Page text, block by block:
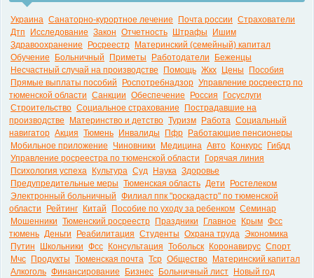
Украина Санаторно-курортное лечение Почта россии Страхователи
Дтп
Исследование Закон Отчетность Штрафы
Ишим
Здравоохранение
Росреестр
Материнский (семейный) капитал
Обучение
Больничный Приметы Работодатели
Беженцы
Несчастный случай на производстве
Помощь Жкх Цены
Пособия
Прямые выплаты пособий
Роспотребнадзор Управление росреестр по
тюменской области Санкции Обеспечение Россия
Госуслуги
Строительство Социальное страхование
Пострадавшие на
производстве
Материнство и детство Туризм Работа Социальный
навигатор Акция Тюмень Инвалиды Пфр
Работающие пенсионеры
Мобильное приложение
Чиновники Медицина Авто Конкурс
Гибдд
Управление росреестра по тюменской области
Горячая линия
Психология успеха
Культура Суд Наука Здоровье
Предупредительные меры Тюменская область Дети
Ростелеком
Электронный больничный Филиал ппк "роскадастр" по тюменской
области
Рейтинг Китай Пособие по уходу за ребенком Семинар
Мошенники Тюменский росреестр Праздники Главное Крым Фсс
тюмень Деньги Реабилитация Студенты Охрана труда Экономика
Путин
Школьники Фсс Консультация Тобольск Коронавирус Спорт
Мчс
Продукты Тюменская почта Тср Общество
Материнский капитал
Алкоголь Финансирование Бизнес Больничный лист
Новый год